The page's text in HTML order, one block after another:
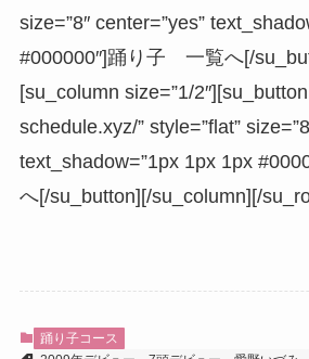
size=”8″ center=”yes”
#000000″]踊り子 一覧へ[/
[su_column size=”1/
schedule.xyz/” style=”flat”
text_shadow=”1px 1px 1px
へ[/su_button][/su_column][/
踊り子コース